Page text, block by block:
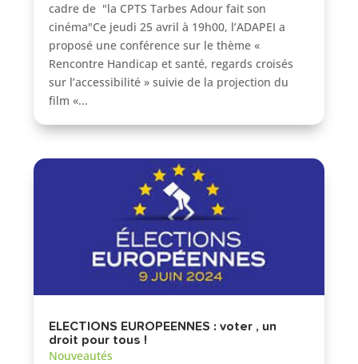
cadre de "la CPTS Tarbes Adour fait son
cinéma"Ce jeudi 25 avril à 19h00, l’ADAPEI a
proposé une conférence sur le thème «
Rencontre Handicap et santé, regards croisés
sur l’accessibilité » suivie de la projection du
film «...
ELECTIONS EUROPEENNES : voter , un
droit pour tous !
Nouveautés